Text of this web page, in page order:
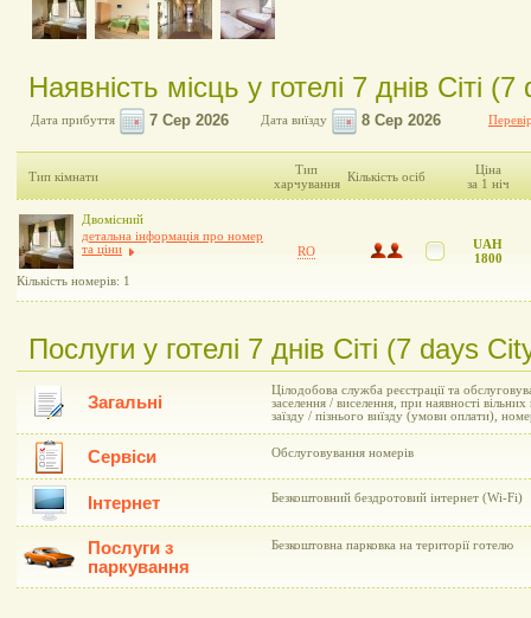
Наявність місць у готелі 7 днів Сіті
Дата прибуття Дата виїзду
Тип кімнати
Тип
харчування Кількість осіб
Ціна
за 1 ніч
Двомісний
детальна інформація про номер
та ціни
Кількість номерів: 1
RO
UAH
1800
Послуги у готелі 7 днів Сіті (7 days
Загальні
Цілодобова служба реєстрації та
заселення / виселення, при наявності
заїзду / пізнього виїзду (умови оплати),
Сервіси Обслуговування номерів
Інтернет Безкоштовний бездротовий інтернет (Wi-Fi)
Послуги з
паркування
Безкоштовна парковка на території готелю